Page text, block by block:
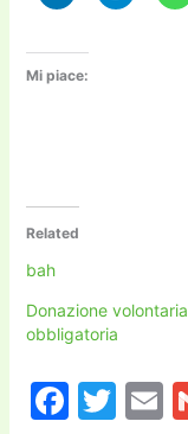
Mi piace:
Related
bah
Donazione volontaria
obbligatoria
F
T
E